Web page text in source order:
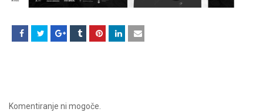
Komentiranje ni mogoče.